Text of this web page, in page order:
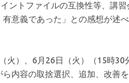
ントファイルの互換性等、講習
意義であった」との感想が述べ
火）、6月26日（火）（15時30
内容の取捨選択、追加、改善